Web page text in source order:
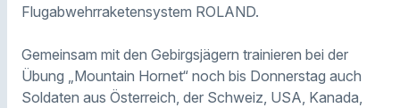
Flugabwehrraketensystem ROLAND.
Gemeinsam mit den Gebirgsjägern trainieren bei der
Übung
„Mountain Hornet“ noch bis Donnerstag auch
Soldaten aus Österreich, der Schweiz, USA, Kanada,